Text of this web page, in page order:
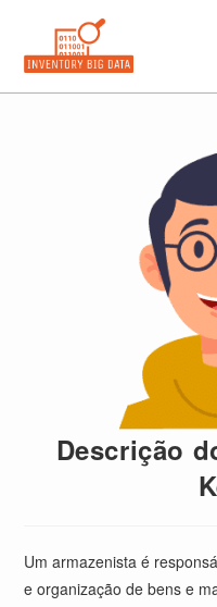
conteúdo
Descrição
Um armazenista é
e organização de bens e